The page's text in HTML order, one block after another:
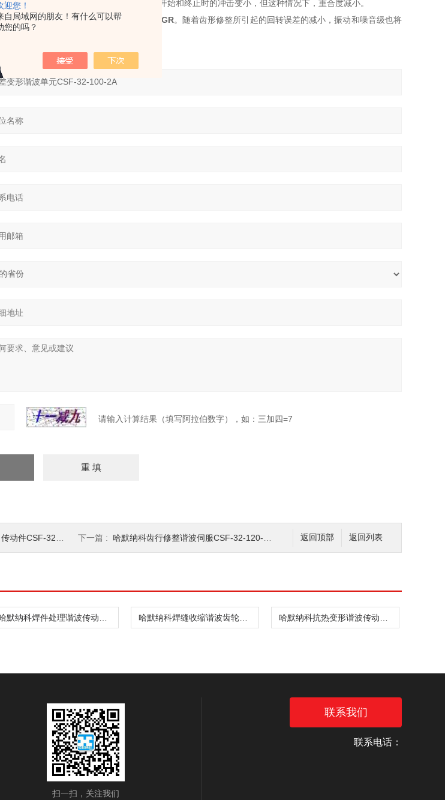
迎您！
自局域网的朋友！有什么可以帮
您的吗？
形谐波单元
虽然啮合开始和终止时的冲击变小，但这种情况下，重合度减小。
纳科法节差变形谐波单元CSF-32-100-2A-GR。随着齿形修整所引起的回转误差的减小，振动和噪音级也将
请输入计算结果（填写阿拉伯数字），如：三加四=7
返回列表
返回顶部
件CSF-32-100 下一篇 : 哈默纳科齿行修整谐波伺服CSF-32-120-2UH
扫一扫，关注我们
联系我们
联系电话：